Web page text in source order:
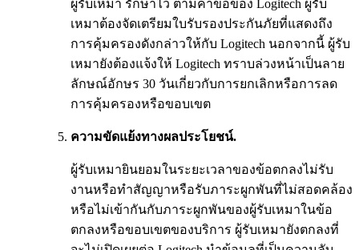
ผู้รับเหมา รักษาไว้ ตามคำขอของ Logitech ผู้รับ
เหมาต้องจัดเตรียมใบรับรองประกันภัยที่แสดงถึง
การคุ้มครองดังกล่าวให้กับ Logitech นอกจากนี้ ผู้รับ
เหมายังต้องแจ้งให้ Logitech ทราบล่วงหน้าเป็นลาย
ลักษณ์อักษร 30 วันเกี่ยวกับการยกเลิกหรือการลด
การคุ้มครองหรือขอบเขต
ความขัดแย้งทางผลประโยชน์.
ผู้รับเหมายินยอมในระยะเวลาของข้อตกลงไม่รับ
งานหรือทำสัญญาหรือรับภาระผูกพันที่ไม่สอดคล้อง
หรือไม่เข้ากันกับภาระผูกพันของผู้รับเหมาในข้อ
ตกลงหรือขอบเขตของบริการ ผู้รับเหมายังตกลงที่